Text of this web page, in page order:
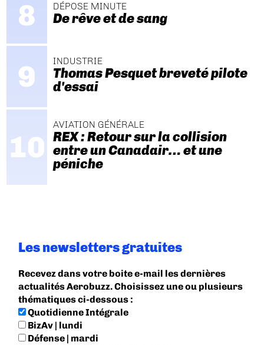
DÉPOSE MINUTE
De rêve et de sang
INDUSTRIE
Thomas Pesquet breveté pilote
d'essai
AVIATION GÉNÉRALE
REX : Retour sur la collision
entre un Canadair… et une
péniche
Les newsletters gratuites
Recevez dans votre boite e-mail les dernières
actualités Aerobuzz. Choisissez une ou plusieurs
thématiques ci-dessous :
Quotidienne Intégrale
BizAv | lundi
Défense | mardi